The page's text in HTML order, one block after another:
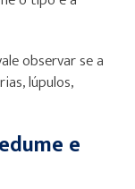
observar se a
lúpulos,
e